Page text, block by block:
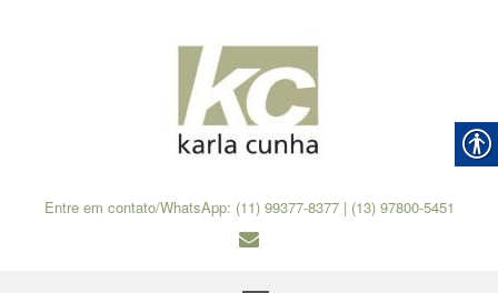
Entre em contato/WhatsApp: (11) 99377-8377 | (13) 97800-5451